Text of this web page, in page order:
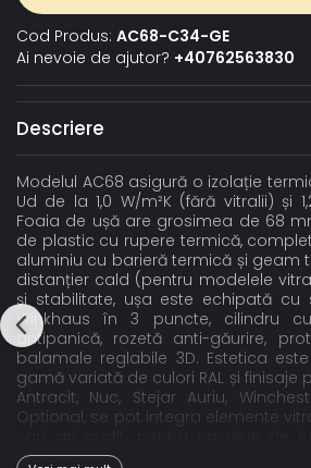
Cod Produs: AC68-C34-GE
Ai nevoie de ajutor? +40762563830
Descriere
Modelul AC68 asigură o izolație
Ud de la 1,0 W/m²K (fără vitralii) și
Foaia de ușă are grosimea de 68
de plastic cu rupere termică,
aluminiu cu barieră termică și geam
distanțier cald (pentru modelele
și stabilitate, ușa este echipată cu
Winkhaus în 3 puncte, cilindru
antipanică, rozetă anti-găurire,
balamale reglabile 3D. Estetica
gamă variată de culori RAL și finisaje
Antracit, Nuc, Stejar Auriu,
Opțional, se pot integra elemente
Confortul zilnic este susținut de